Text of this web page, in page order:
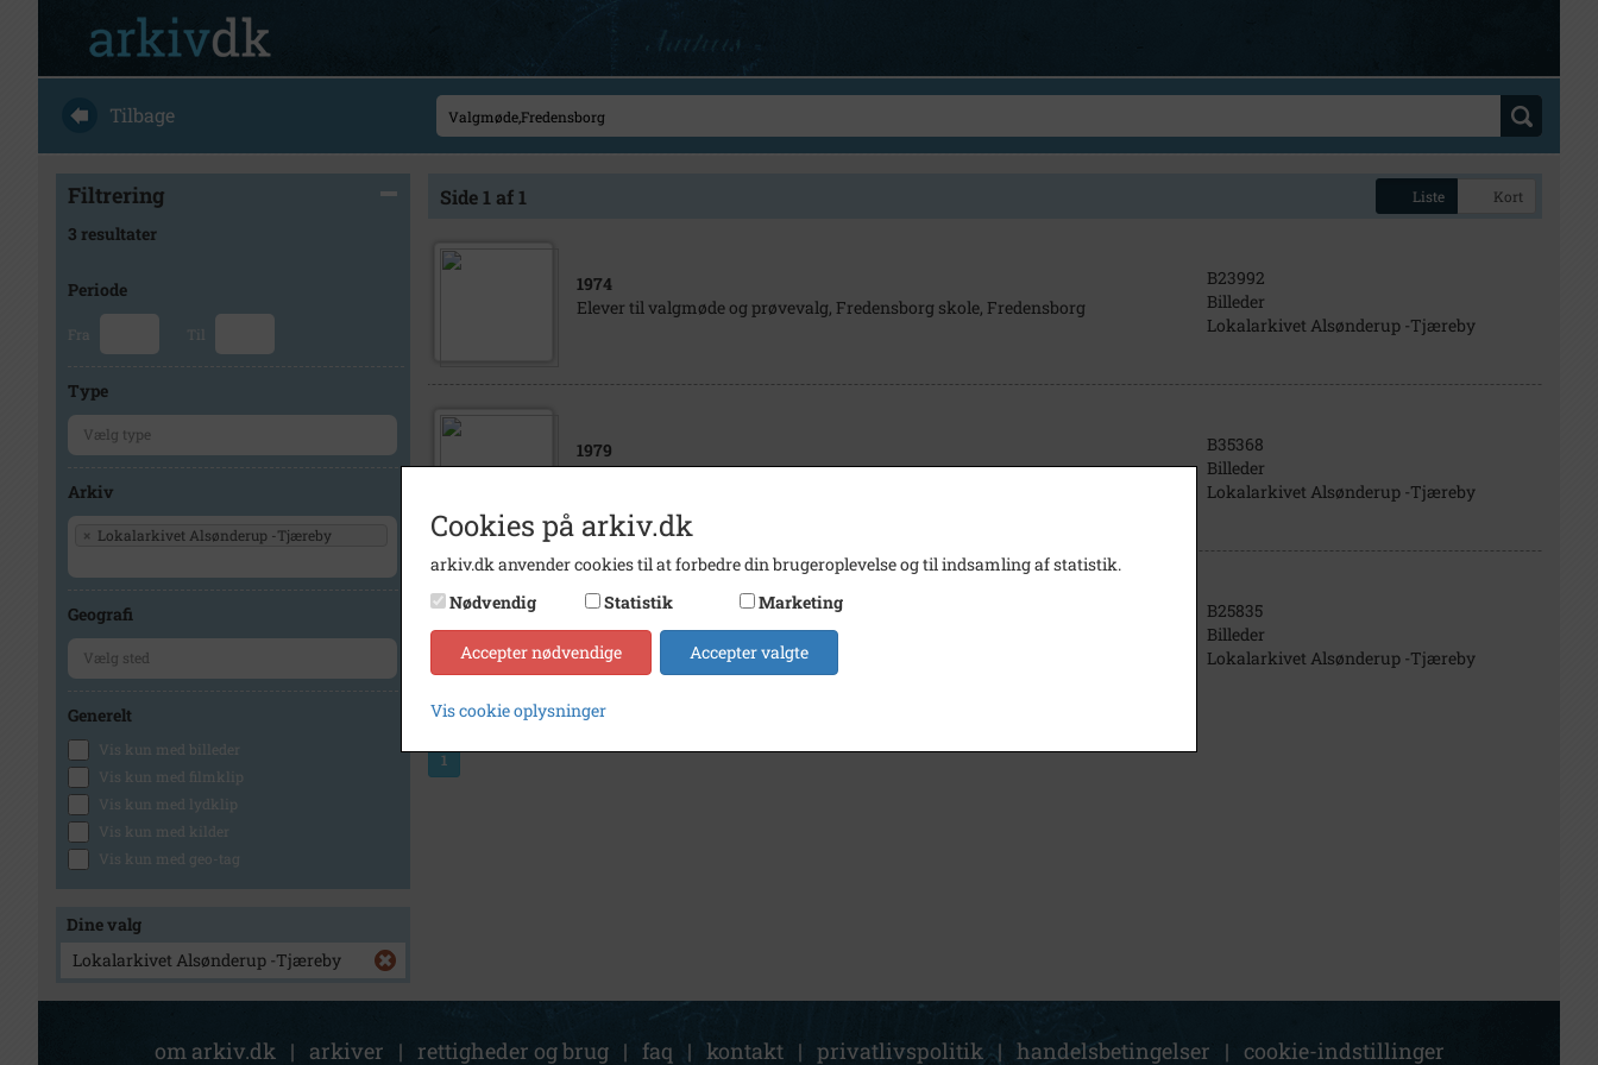
Tilbage
Filtrering
3 resultater
Periode
Fra Til
Type
Arkiv
× Lokalarkivet Alsønderup -Tjæreby
Geografi
Generelt
Vis kun med billeder
Vis kun med filmklip
Vis kun med lydklip
Vis kun med kilder
Vis kun med geo-tag
Dine valg
Lokalarkivet Alsønderup -Tjæreby
Side 1 af 1 Liste Kort
1974
Elever til valgmøde og prøvevalg, Fredensborg skole, Fredensborg
B23992
Billeder
Lokalarkivet Alsønderup -Tjæreby
1979
Valgmøde i virksomhed i Fredensborg.
B35368
Billeder
Lokalarkivet Alsønderup -Tjæreby
1977
Politik Valgmøde hos Foss Kemi, Fredensborg
B25835
Billeder
Lokalarkivet Alsønderup -Tjæreby
1
om arkiv.dk | arkiver | rettigheder og brug | faq | kontakt | privatlivspolitik | handelsbetingelser | cookie-indstillinger
Cookies på arkiv.dk
arkiv.dk anvender cookies til at forbedre din brugeroplevelse og til indsamling af statistik.
Nødvendig
Statistik Marketing
Accepter nødvendige Accepter valgte
Vis cookie oplysninger